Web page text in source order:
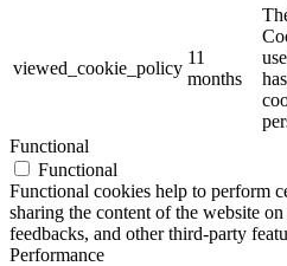
viewed_cookie_policy
11
months
Functional
Functional
Functional cookies help to perform
sharing the content of the website
feedbacks, and other third-party
Performance